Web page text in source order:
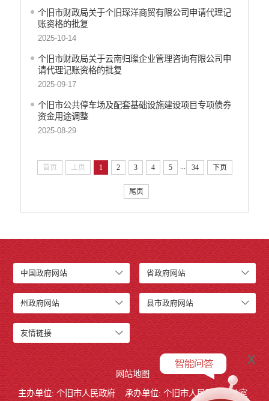
个旧市财政局关于个旧琛洋商贸有限公司申请代理记
账资格的批复
2025-10-14
个旧市财政局关于云南归璨企业管理咨询有限公司申
请代理记账资格的批复
2025-09-17
个旧市公共停车场及配套基础设施建设项目专项债券
资金用途调整
2025-08-29
首页 上页 1 2 3 4 5 ... 34 下页
尾页
中国政府网站 省政府网站
州政府网站 县市政府网站
友情链接
网站地图
主办单位: 个旧市人民政府
承办单位: 个旧市人民政府办公室
x